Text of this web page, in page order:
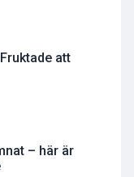
att
– här är